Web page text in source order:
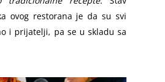
ovog restorana je da su svi
i prijatelji, pa se u skladu sa